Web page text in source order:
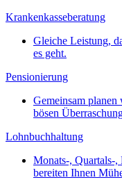
Krankenkasseberatung
Gleiche Leistung,
es geht.
Pensionierung
Gemeinsam
bösen
Lohnbuchhaltung
Monats-, Quartals-,
bereiten Ihnen